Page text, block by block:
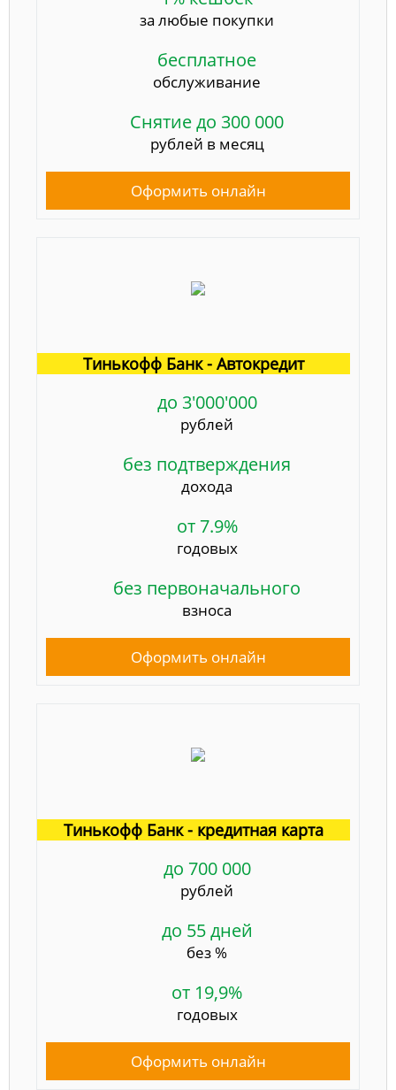
за любые покупки
бесплатное
обслуживание
Снятие до 300 000
рублей в месяц
Оформить онлайн
Тинькофф Банк - Автокредит
до 3'000'000
рублей
без подтверждения
дохода
от 7.9%
годовых
без первоначального
взноса
Оформить онлайн
Тинькофф Банк - кредитная карта
до 700 000
рублей
до 55 дней
без %
от 19,9%
годовых
Оформить онлайн